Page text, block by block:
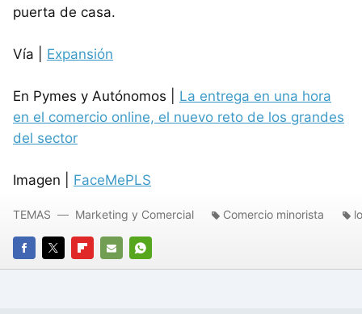
puerta de casa.
Vía | Expansión
En Pymes y Autónomos | La entrega en una hora
en el comercio online, el nuevo reto de los grandes
del sector
Imagen | FaceMePLS
FACEBOOK
TWITTERFLIPBOARD
E-
WHATSAPP
TEMAS Marketing y Comercial Comercio minorista